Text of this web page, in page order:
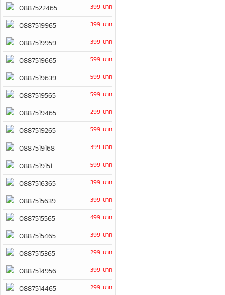
0887522465 399 บาท
0887519965 399 บาท
0887519959 399 บาท
0887519665 599 บาท
0887519639 599 บาท
0887519565 599 บาท
0887519465 299 บาท
0887519265 599 บาท
0887519168 399 บาท
0887519151 599 บาท
0887516365 399 บาท
0887515639 399 บาท
0887515565 499 บาท
0887515465 399 บาท
0887515365 299 บาท
0887514956 399 บาท
0887514465 299 บาท